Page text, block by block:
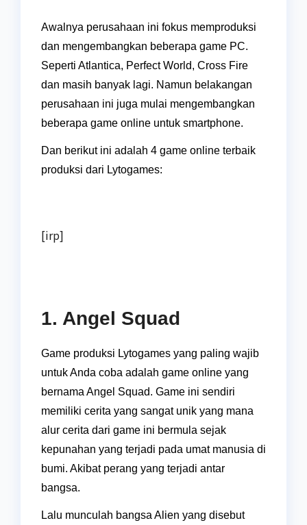
Awalnya perusahaan ini fokus memproduksi
dan mengembangkan beberapa game PC.
Seperti Atlantica, Perfect World, Cross Fire
dan masih banyak lagi. Namun belakangan
perusahaan ini juga mulai mengembangkan
beberapa game online untuk smartphone.
Dan berikut ini adalah 4 game online terbaik
produksi dari Lytogames:
[irp]
1. Angel Squad
Game produksi Lytogames yang paling wajib
untuk Anda coba adalah game online yang
bernama Angel Squad. Game ini sendiri
memiliki cerita yang sangat unik yang mana
alur cerita dari game ini bermula sejak
kepunahan yang terjadi pada umat manusia di
bumi. Akibat perang yang terjadi antar
bangsa.
Lalu munculah bangsa Alien yang disebut